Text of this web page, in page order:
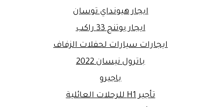
ايجار هيونداي توسان
ايجار يوتنج 33 راكب
ايجارات سيارات لحفلات الزفاف
باترول نيسان 2022
باجيرو
تأجير H1 للرحلات العائلية